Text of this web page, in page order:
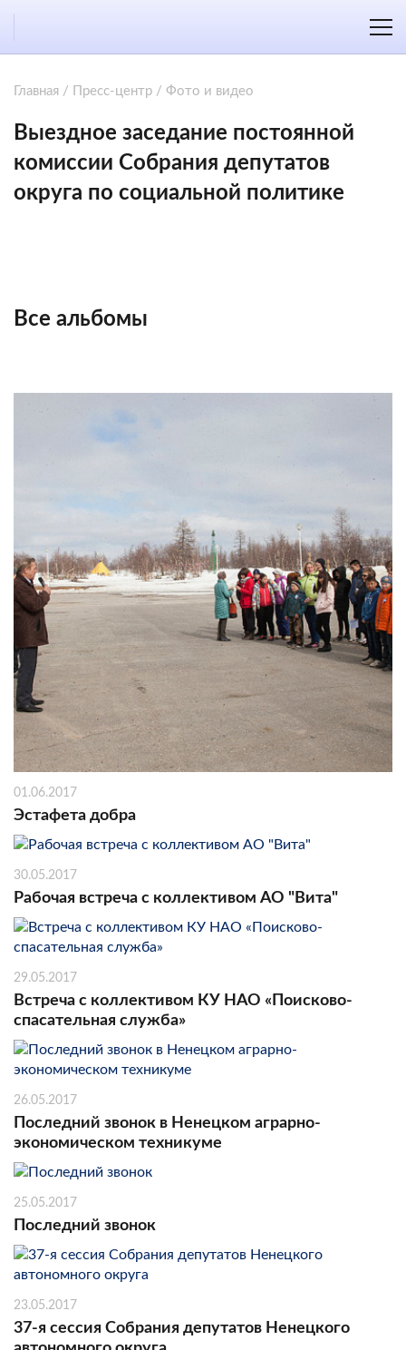
Главная / Пресс-центр / Фото и видео
Выездное заседание постоянной
комиссии Собрания депутатов
округа по социальной политике
Все альбомы
01.06.2017
Эстафета добра
30.05.2017
Рабочая встреча с коллективом АО "Вита"
29.05.2017
Встреча с коллективом КУ НАО «Поисково-
спасательная служба»
26.05.2017
Последний звонок в Ненецком аграрно-
экономическом техникуме
25.05.2017
Последний звонок
23.05.2017
37-я сессия Собрания депутатов Ненецкого